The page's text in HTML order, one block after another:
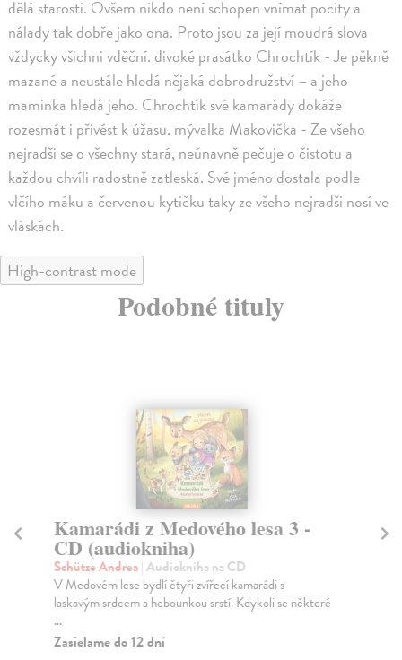
dělá starosti. Ovšem nikdo není schopen vnímat pocity a
nálady tak dobře jako ona. Proto jsou za její moudrá slova
vždycky všichni vděční. divoké prasátko Chrochtík - Je pěkně
mazané a neustále hledá nějaká dobrodružství – a jeho
maminka hledá jeho. Chrochtík své kamarády dokáže
rozesmát i přivést k úžasu. mývalka Makovička - Ze všeho
nejradši se o všechny stará, neúnavně pečuje o čistotu a
každou chvíli radostně zatleská. Své jméno dostala podle
vlčího máku a červenou kytičku taky ze všeho nejradši nosí ve
vláskách.
High-contrast mode
Podobné tituly
Kamarádi z Medového lesa 3 -
CD (audiokniha)
Schütze Andrea| Audiokniha na CD
V Medovém lese bydlí čtyři zvířecí kamarádi s
laskavým srdcem a hebounkou srstí. Kdykoli se některé
...
Zasielame do 12 dní